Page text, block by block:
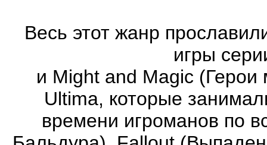
Весь этот жанр
игры
и Might and Magic
Ultima, которые
времени игроманов по